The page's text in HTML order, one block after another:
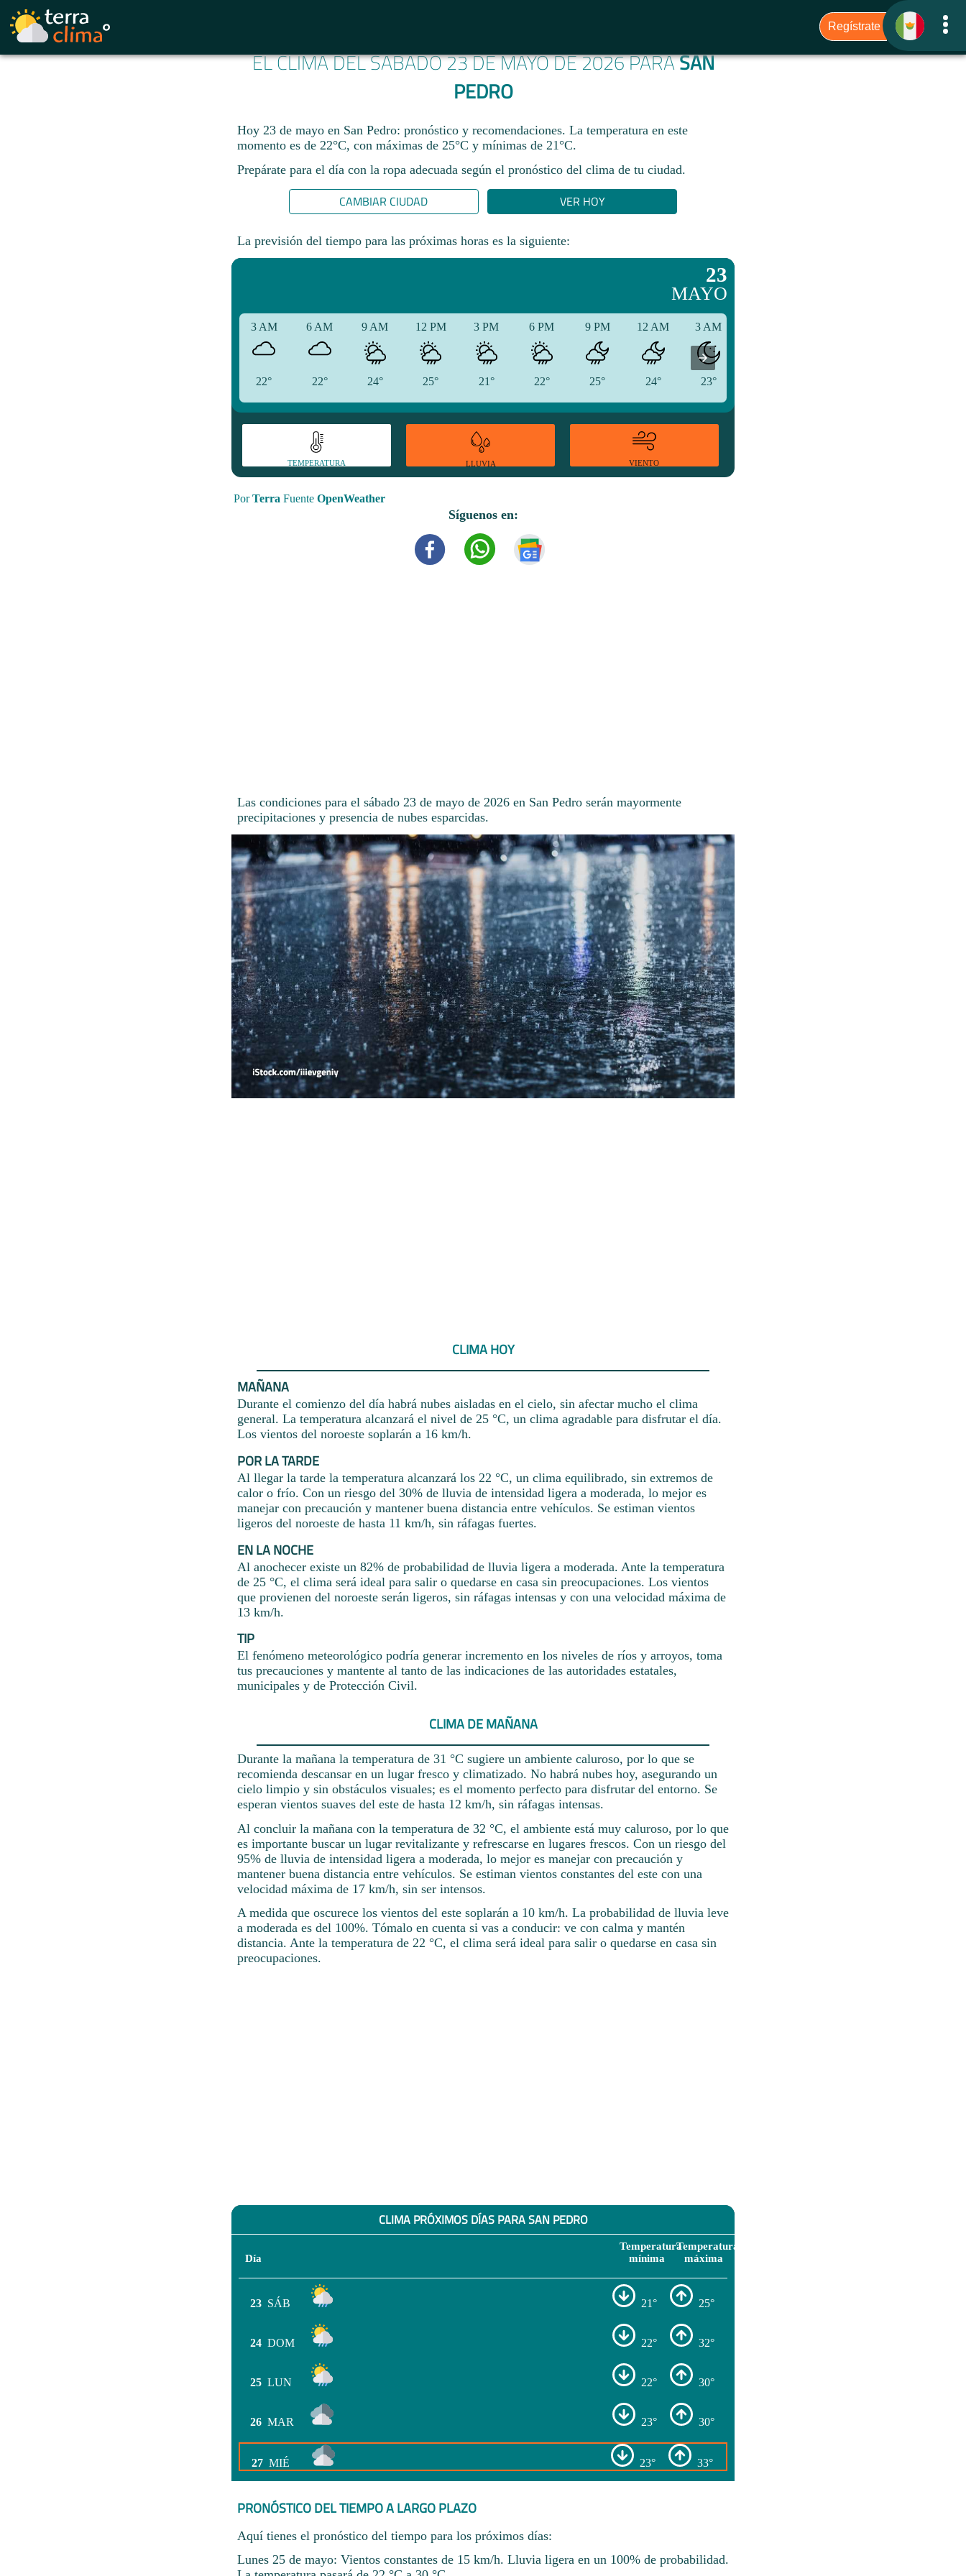
EL CLIMA DEL SÁBADO 23 DE MAYO DE 2026 PARASAN
PEDRO
Hoy 23 de mayo en San Pedro: pronóstico y recomendaciones. La temperatura en este
momento es de 22°C, con máximas de 25°C y mínimas de 21°C.
Prepárate para el día con la ropa adecuada según el pronóstico del clima de tu ciudad.​
CAMBIAR CIUDAD VER HOY
La previsión del tiempo para las próximas horas es la siguiente:
23
MAYO
3 AM
22°
6 AM
22°
9 AM
24°
12 PM
25°
3 PM
21°
6 PM
22°
9 PM
25°
12 AM
24°
3 AM
23°
TEMPERATURA LLUVIA VIENTO
PorTerra Fuente OpenWeather
Síguenos en:
Las condiciones para el sábado 23 de mayo de 2026 en San Pedro serán mayormente
precipitaciones y presencia de nubes esparcidas.
CLIMA HOY
MAÑANA
Durante el comienzo del día habrá nubes aisladas en el cielo, sin afectar mucho el clima
general. La temperatura alcanzará el nivel de 25 °C, un clima agradable para disfrutar el día.
Los vientos del noroeste soplarán a 16 km/h.
POR LA TARDE
Al llegar la tarde la temperatura alcanzará los 22 °C, un clima equilibrado, sin extremos de
calor o frío. Con un riesgo del 30% de lluvia de intensidad ligera a moderada, lo mejor es
manejar con precaución y mantener buena distancia entre vehículos. Se estiman vientos
ligeros del noroeste de hasta 11 km/h, sin ráfagas fuertes.
EN LA NOCHE
Al anochecer existe un 82% de probabilidad de lluvia ligera a moderada. Ante la temperatura
de 25 °C, el clima será ideal para salir o quedarse en casa sin preocupaciones. Los vientos
que provienen del noroeste serán ligeros, sin ráfagas intensas y con una velocidad máxima de
13 km/h.
TIP
El fenómeno meteorológico podría generar incremento en los niveles de ríos y arroyos, toma
tus precauciones y mantente al tanto de las indicaciones de las autoridades estatales,
municipales y de Protección Civil.
CLIMA DE MAÑANA
Durante la mañana la temperatura de 31 °C sugiere un ambiente caluroso, por lo que se
recomienda descansar en un lugar fresco y climatizado. No habrá nubes hoy, asegurando un
cielo limpio y sin obstáculos visuales; es el momento perfecto para disfrutar del entorno. Se
esperan vientos suaves del este de hasta 12 km/h, sin ráfagas intensas.
Al concluir la mañana con la temperatura de 32 °C, el ambiente está muy caluroso, por lo que
es importante buscar un lugar revitalizante y refrescarse en lugares frescos. Con un riesgo del
95% de lluvia de intensidad ligera a moderada, lo mejor es manejar con precaución y
mantener buena distancia entre vehículos. Se estiman vientos constantes del este con una
velocidad máxima de 17 km/h, sin ser intensos.
A medida que oscurece los vientos del este soplarán a 10 km/h. La probabilidad de lluvia leve
a moderada es del 100%. Tómalo en cuenta si vas a conducir: ve con calma y mantén
distancia. Ante la temperatura de 22 °C, el clima será ideal para salir o quedarse en casa sin
preocupaciones.
CLIMA PRÓXIMOS DÍAS PARA SAN PEDRO
Día
Temperatura
mínima
Temperatura
máxima
23 SÁB 21° 25°
24 DOM 22° 32°
25 LUN 22° 30°
26 MAR 23° 30°
27 MIÉ 23° 33°
PRONÓSTICO DEL TIEMPO A LARGO PLAZO
Aquí tienes el pronóstico del tiempo para los próximos días:
Lunes 25 de mayo: Vientos constantes de 15 km/h. Lluvia ligera en un 100% de probabilidad.